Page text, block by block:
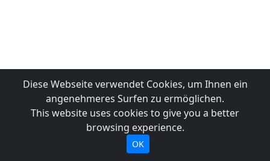
Diese Webseite verwendet Cookies, um Ihnen ein
angenehmeres Surfen zu ermöglichen.
This website uses cookies to give you a better
browsing experience.
OK